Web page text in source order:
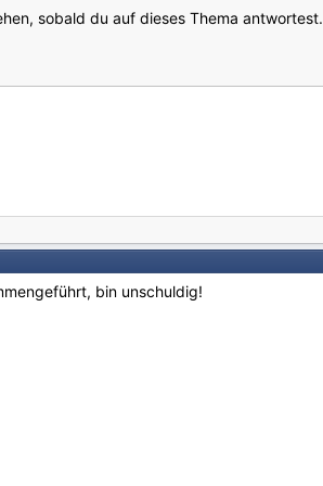
sobald du auf dieses Thema antwortest.
bin unschuldig!